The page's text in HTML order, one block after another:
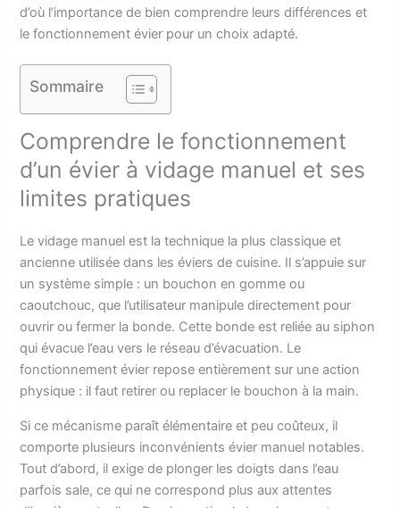
d’où l’importance de bien comprendre leurs différences et
le fonctionnement évier pour un choix adapté.
Sommaire
Comprendre le fonctionnement
d’un évier à vidage manuel et ses
limites pratiques
Le vidage manuel est la technique la plus classique et
ancienne utilisée dans les éviers de cuisine. Il s’appuie sur
un système simple : un bouchon en gomme ou
caoutchouc, que l’utilisateur manipule directement pour
ouvrir ou fermer la bonde. Cette bonde est reliée au siphon
qui évacue l’eau vers le réseau d’évacuation. Le
fonctionnement évier repose entièrement sur une action
physique : il faut retirer ou replacer le bouchon à la main.
Si ce mécanisme paraît élémentaire et peu coûteux, il
comporte plusieurs inconvénients évier manuel notables.
Tout d’abord, il exige de plonger les doigts dans l’eau
parfois sale, ce qui ne correspond plus aux attentes